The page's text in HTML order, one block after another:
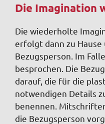
Die Imagination
Die wiederholte
erfolgt dann zu
Bezugs­person. Im
besprochen. Die
darauf, die für die
notwendigen Details
benennen.
die Bezugsperson